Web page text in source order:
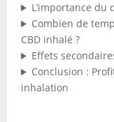
L’importance du
Combien de
CBD inhalé ?
Effets
Conclusion :
inhalation